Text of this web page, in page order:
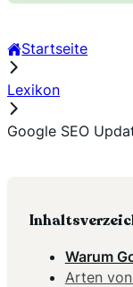
Startseite
Lexikon
Google SEO
Warum
Arten